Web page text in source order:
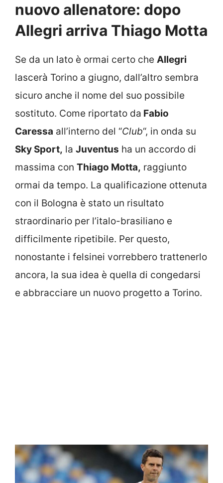
nuovo allenatore: dopo
Allegri arriva Thiago Motta
Se da un lato è ormai certo che Allegri
lascerà Torino a giugno, dall’altro sembra
sicuro anche il nome del suo possibile
sostituto. Come riportato da Fabio
Caressa all’interno del “Club“, in onda su
Sky Sport, la Juventus ha un accordo di
massima con Thiago Motta, raggiunto
ormai da tempo. La qualificazione ottenuta
con il Bologna è stato un risultato
straordinario per l’italo-brasiliano e
difficilmente ripetibile. Per questo,
nonostante i felsinei vorrebbero trattenerlo
ancora, la sua idea è quella di congedarsi
e abbracciare un nuovo progetto a Torino.